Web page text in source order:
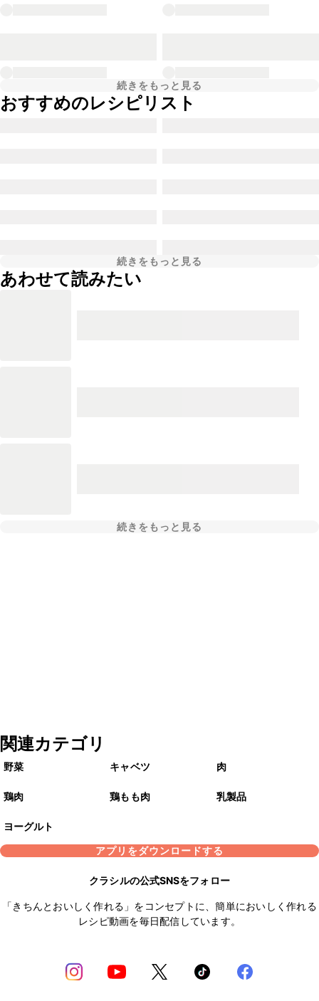
続きをもっと見る
おすすめのレシピリスト
続きをもっと見る
あわせて読みたい
続きをもっと見る
関連カテゴリ
野菜 キャベツ 肉
鶏肉 鶏もも肉 乳製品
ヨーグルト
アプリをダウンロードする
クラシルの公式SNSをフォロー
「きちんとおいしく作れる」をコンセプトに、簡単においしく作れる
レシピ動画を毎日配信しています。